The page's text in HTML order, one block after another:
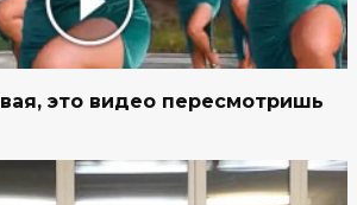
это видео пересмотришь